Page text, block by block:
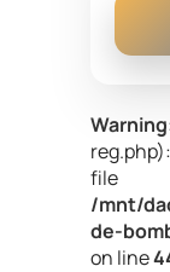
Warning
file
/mnt/
de-
on line